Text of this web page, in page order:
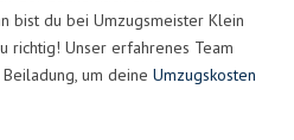
bist du bei Umzugsmeister Klein
richtig! Unser erfahrenes Team
um deine Umzugskosten